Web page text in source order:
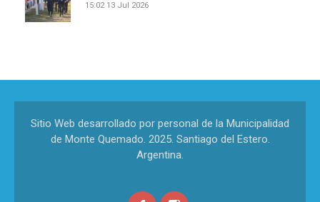
15:02 13 Jul 2026
Sitio Web desarrollado por personal de la Municipalidad
de Monte Quemado. 2025. Santiago del Estero.
Argentina.